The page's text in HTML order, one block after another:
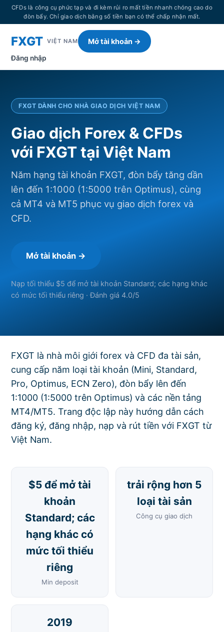
CFDs là công cụ phức tạp và đi kèm rủi ro mất tiền nhanh chóng cao do
đòn bẩy. Chỉ giao dịch bằng số tiền bạn có thể chấp nhận mất.
FXGT VIỆT NAM
Đăng nhập
Mở tài khoản →
FXGT DÀNH CHO NHÀ GIAO DỊCH VIỆT NAM
Giao dịch Forex & CFDs
với FXGT tại Việt Nam
Năm hạng tài khoản FXGT, đòn bẩy tăng dần
lên đến 1:1000 (1:5000 trên Optimus), cùng
cả MT4 và MT5 phục vụ giao dịch forex và
CFD.
Mở tài khoản →
Nạp tối thiểu $5 để mở tài khoản Standard; các hạng khác
có mức tối thiểu riêng · Đánh giá 4.0/5
FXGT là nhà môi giới forex và CFD đa tài sản,
cung cấp năm loại tài khoản (Mini, Standard,
Pro, Optimus, ECN Zero), đòn bẩy lên đến
1:1000 (1:5000 trên Optimus) và các nền tảng
MT4/MT5. Trang độc lập này hướng dẫn cách
đăng ký, đăng nhập, nạp và rút tiền với FXGT từ
Việt Nam.
$5 để mở tài
khoản
Standard; các
hạng khác có
mức tối thiểu
riêng
Min deposit
trải rộng hơn 5
loại tài sản
Công cụ giao dịch
2019